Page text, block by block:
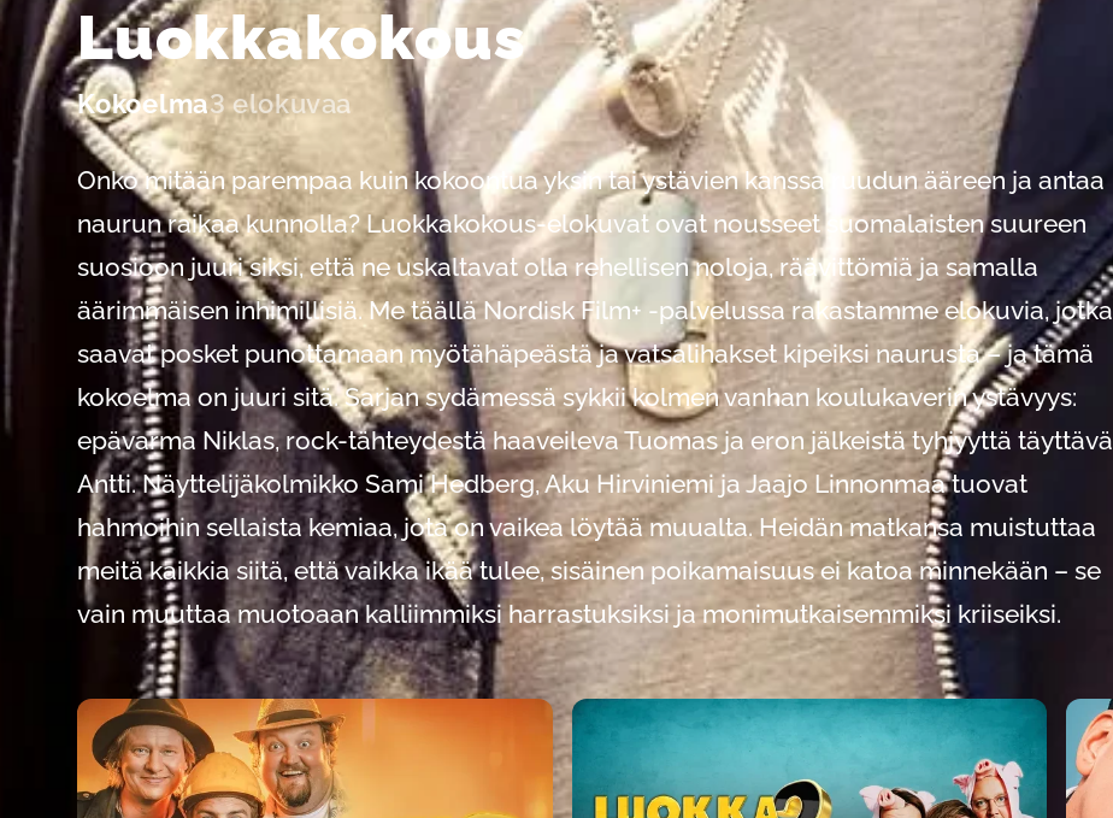
Luokkakokous
Kokoelma3 elokuvaa
Onko mitään parempaa kuin kokoontua yksin tai ystävien kanssa ruudun ääreen ja antaa
naurun raikaa kunnolla? Luokkakokous-elokuvat ovat nousseet suomalaisten suureen
suosioon juuri siksi, että ne uskaltavat olla rehellisen noloja, räävittömiä ja samalla
äärimmäisen inhimillisiä. Me täällä Nordisk Film+ -palvelussa rakastamme elokuvia, jotka
saavat posket punottamaan myötähäpeästä ja vatsalihakset kipeiksi naurusta – ja tämä
kokoelma on juuri sitä. Sarjan sydämessä sykkii kolmen vanhan koulukaverin ystävyys:
epävarma Niklas, rock-tähteydestä haaveileva Tuomas ja eron jälkeistä tyhjyyttä täyttävä
Antti. Näyttelijäkolmikko Sami Hedberg, Aku Hirviniemi ja Jaajo Linnonmaa tuovat
hahmoihin sellaista kemiaa, jota on vaikea löytää muualta. Heidän matkansa muistuttaa
meitä kaikkia siitä, että vaikka ikää tulee, sisäinen poikamaisuus ei katoa minnekään – se
vain muuttaa muotoaan kalliimmiksi harrastuksiksi ja monimutkaisemmiksi kriiseiksi.